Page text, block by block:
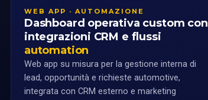
WEB APP · AUTOMAZIONE
Dashboard operativa custom con
integrazioni CRM e flussi
automation
Web app su misura per la gestione interna di
lead, opportunità e richieste automotive,
integrata con CRM esterno e marketing